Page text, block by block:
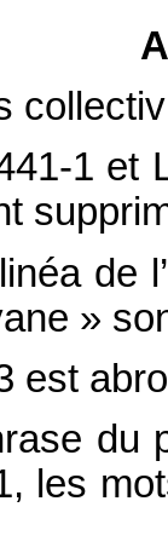
1 et
de
»
est
du
les